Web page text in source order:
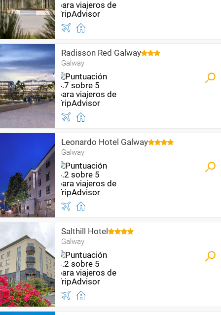
Radisson Red Galway
Galway
Leonardo Hotel Galway
Galway
Salthill Hotel
Galway